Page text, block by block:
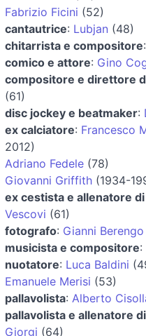
Fabrizio Ficini (52)
cantautrice: Lubjan (48)
chitarrista e compositore:
comico e attore: Gino
compositore e direttore
(61)
disc jockey e beatmaker:
ex calciatore: Francesco
2012)
Adriano Fedele (78)
Giovanni Griffith (1934-
ex cestista e allenatore
Vescovi (61)
fotografo: Gianni
musicista e compositore:
nuotatore: Luca Baldini
Emanuele Merisi (53)
pallavolista: Alberto
pallavolista e allenatore
Giorgi (64)